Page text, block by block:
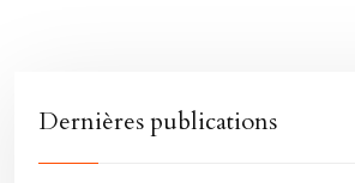
Dernières publications